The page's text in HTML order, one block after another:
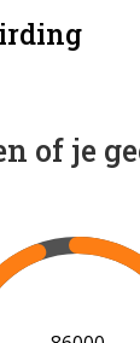
of je